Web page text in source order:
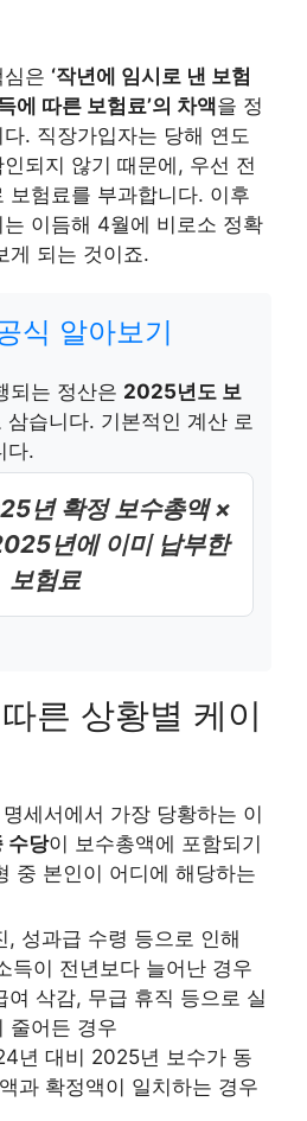
은 ‘작년에 임시로 낸 보험
에 따른 보험료’의 차액을 정
. 직장가입자는 당해 연도
되지 않기 때문에, 우선 전
보험료를 부과합니다. 이후
이듬해 4월에 비로소 정확
게 되는 것이죠.
식 알아보기
되는 정산은 2025년도 보
삼습니다. 기본적인 계산 로
다.
년 확정 보수총액 ×
년에 이미 납부한
보험료
른 상황별 케이
세서에서 가장 당황하는 이
수당이 보수총액에 포함되기
중 본인이 어디에 해당하는
, 성과급 수령 등으로 인해
득이 전년보다 늘어난 경우
여 삭감, 무급 휴직 등으로 실
줄어든 경우
년 대비 2025년 보수가 동
과 확정액이 일치하는 경우